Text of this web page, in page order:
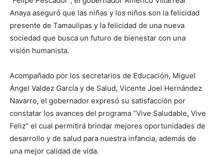
Anaya aseguró que las niñas y los niños son la felicidad
presente de Tamaulipas y la felicidad de una nueva
sociedad que busca un futuro de bienestar con una
visión humanista.
Acompañado por los secretarios de Educación, Miguel
Ángel Valdez García y de Salud, Vicente Joel Hernández
Navarro, el gobernador expresó su satisfacción por
constatar los avances del programa “Vive Saludable, Vive
Feliz” el cual permitirá brindar mejores oportunidades de
desarrollo y de salud para nuestra infancia, además de
una mejor calidad de vida.